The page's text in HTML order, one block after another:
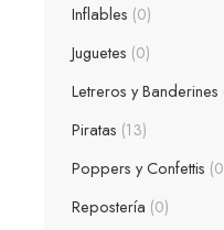
Inflables 0
Juguetes 0
Letreros y Banderines
Piratas 13
Poppers y Confettis 0
Repostería 0